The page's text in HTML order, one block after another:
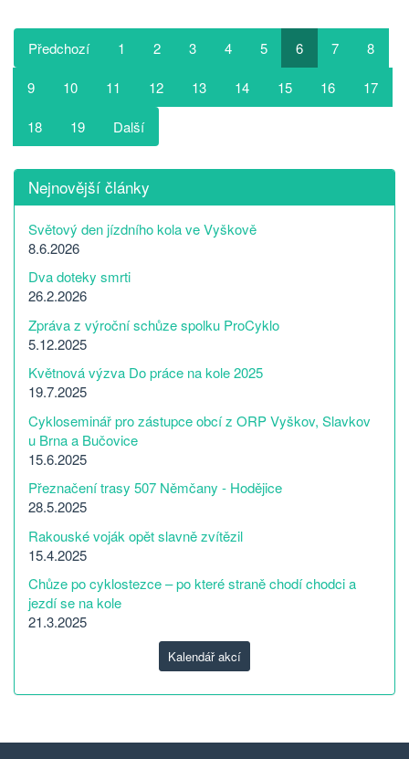
Předchozí 1 2 3 4 5 6 7 8
9 10 11 12 13 14 15 16 17
18 19 Další
Nejnovější články
Světový den jízdního kola ve Vyškově
8.6.2026
Dva doteky smrti
26.2.2026
Zpráva z výroční schůze spolku ProCyklo
5.12.2025
Květnová výzva Do práce na kole 2025
19.7.2025
Cykloseminář pro zástupce obcí z ORP Vyškov, Slavkov
u Brna a Bučovice
15.6.2025
Přeznačení trasy 507 Němčany - Hodějice
28.5.2025
Rakouské voják opět slavně zvítězil
15.4.2025
Chůze po cyklostezce – po které straně chodí chodci a
jezdí se na kole
21.3.2025
Kalendář akcí